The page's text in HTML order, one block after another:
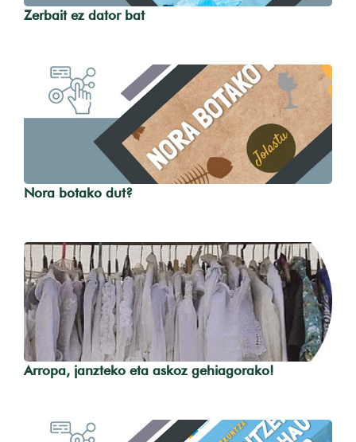
Zerbait ez dator bat
Nora botako dut?
Arropa, janzteko eta askoz gehiagorako!